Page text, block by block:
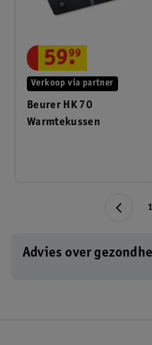
Beurer HK 70
Warmtekussen
Verkoop via partner
59.
99
1
Advies over